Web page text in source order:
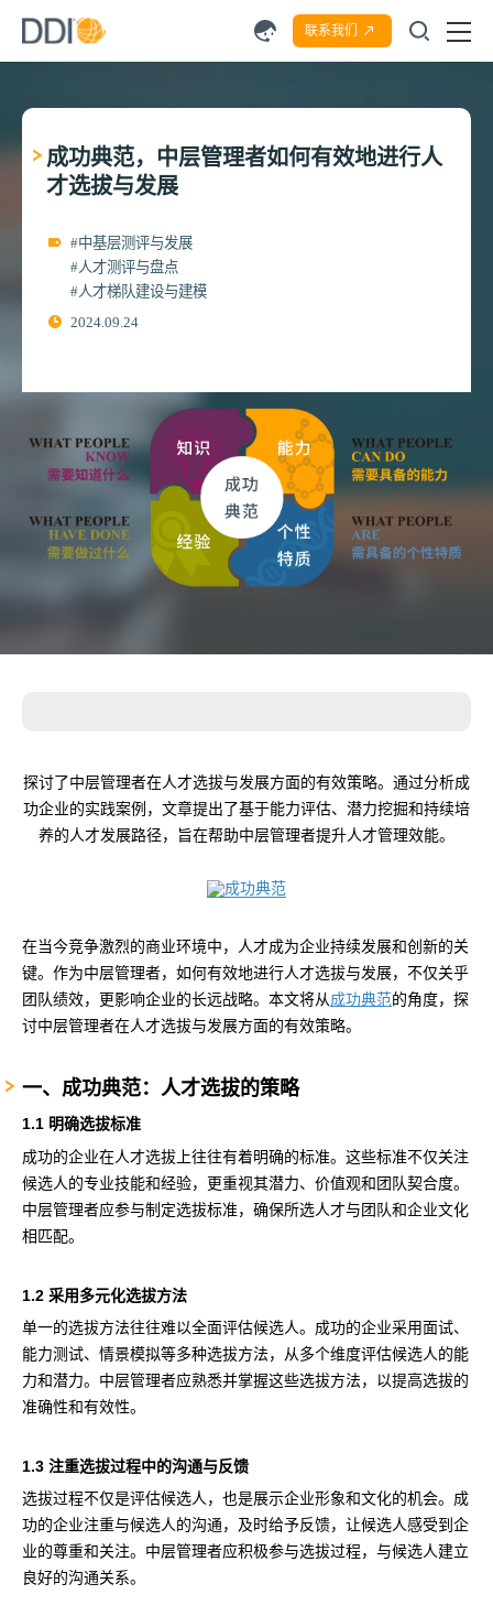
联系我们
成功典范，中层管理者如何有效地进行人
才选拔与发展
#中基层测评与发展
#人才测评与盘点
#人才梯队建设与建模
2024.09.24
探讨了中层管理者在人才选拔与发展方面的有效策略。通过分析成
功企业的实践案例，文章提出了基于能力评估、潜力挖掘和持续培
养的人才发展路径，旨在帮助中层管理者提升人才管理效能。
在当今竞争激烈的商业环境中，人才成为企业持续发展和创新的关
键。作为中层管理者，如何有效地进行人才选拔与发展，不仅关乎
团队绩效，更影响企业的长远战略。本文将从成功典范的角度，探
讨中层管理者在人才选拔与发展方面的有效策略。
一、成功典范：人才选拔的策略
‌1.1 明确选拔标准
成功的企业在人才选拔上往往有着明确的标准。这些标准不仅关注
候选人的专业技能和经验，更重视其潜力、价值观和团队契合度。
中层管理者应参与制定选拔标准，确保所选人才与团队和企业文化
相匹配。
1.2 采用多元化选拔方法
单一的选拔方法往往难以全面评估候选人。成功的企业采用面试、
能力测试、情景模拟等多种选拔方法，从多个维度评估候选人的能
力和潜力。中层管理者应熟悉并掌握这些选拔方法，以提高选拔的
准确性和有效性。
1.3 注重选拔过程中的沟通与反馈
选拔过程不仅是评估候选人，也是展示企业形象和文化的机会。成
功的企业注重与候选人的沟通，及时给予反馈，让候选人感受到企
业的尊重和关注。中层管理者应积极参与选拔过程，与候选人建立
良好的沟通关系。